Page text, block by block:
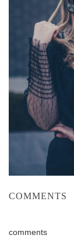
COMMENTS
comments